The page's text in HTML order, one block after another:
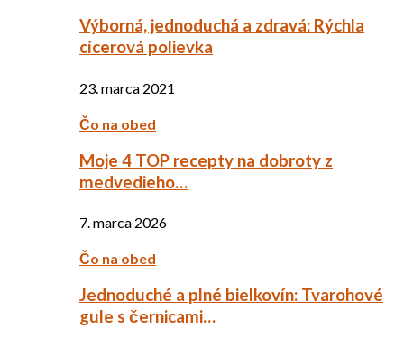
Výborná, jednoduchá a zdravá: Rýchla
cícerová polievka
23. marca 2021
Čo na obed
Moje 4 TOP recepty na dobroty z
medvedieho…
7. marca 2026
Čo na obed
Jednoduché a plné bielkovín: Tvarohové
gule s černicami…